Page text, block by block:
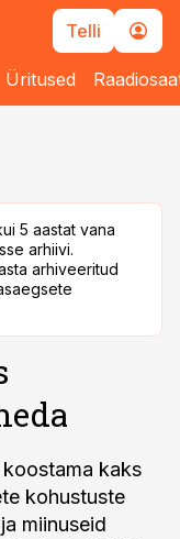
Telli
Üritused
5 aastat vana
arhiivi.
arhiveeritud
kaks
kohustuste
miinuseid